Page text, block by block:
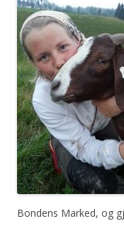
Bondens Marked, og